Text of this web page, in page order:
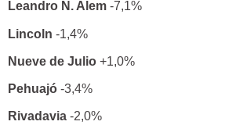
Leandro N. Alem -7,1%
Lincoln -1,4%
Nueve de Julio +1,0%
Pehuajó -3,4%
Rivadavia -2,0%